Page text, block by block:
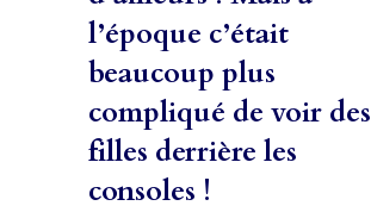
l’époque c’était
beaucoup plus
compliqué de voir des
filles derrière les
consoles !